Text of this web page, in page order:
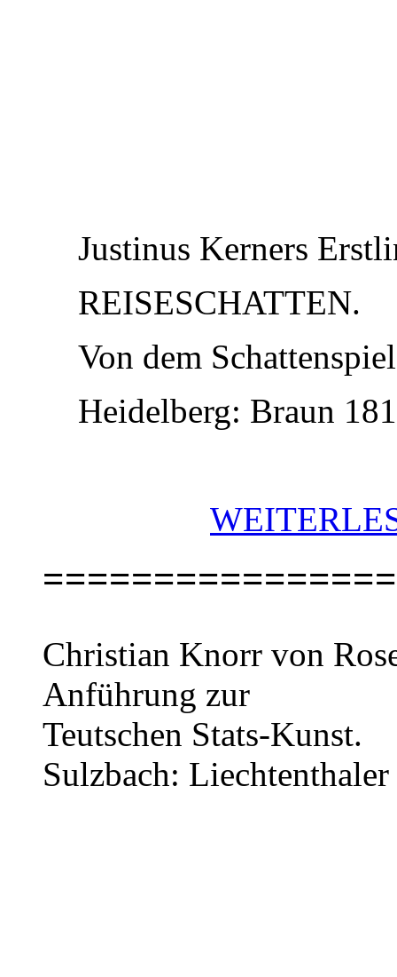
Justinus Kerners
REISESCHATTEN.
Von dem
Heidelberg: Braun
Christian Knorr von
Anführung zur
Teutschen Stats-Kunst.
Sulzbach: